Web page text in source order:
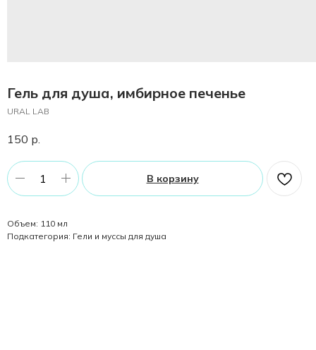
Гель для душа, имбирное печенье
URAL LAB
150 р.
В корзину
Объем: 110 мл
Подкатегория: Гели и муссы для душа